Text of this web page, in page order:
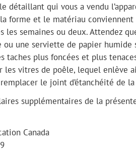
détaillant qui vous a vendu
forme et le matériau
les semaines ou deux. Attendez
une serviette de papier
taches plus foncées et plus
les vitres de poêle, lequel enlève
le joint d’étanchéité de
supplémentaires de la
Canada